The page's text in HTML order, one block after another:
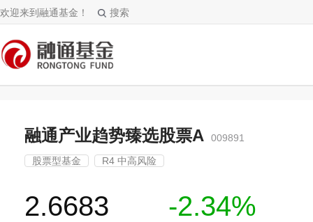
欢迎来到融通基金！ 搜索
融通产业趋势臻选股票A 009891
股票型基金 R4 中高风险
2.6683 -2.34%